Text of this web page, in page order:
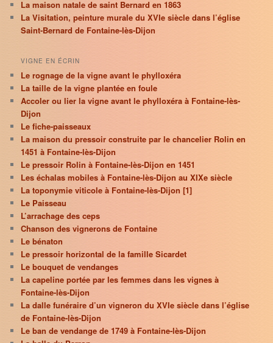
La maison natale de saint Bernard en 1863
La Visitation, peinture murale du XVIe siècle dans l’église
Saint-Bernard de Fontaine-lès-Dijon
VIGNE EN ÉCRIN
Le rognage de la vigne avant le phylloxéra
La taille de la vigne plantée en foule
Accoler ou lier la vigne avant le phylloxéra à Fontaine-lès-
Dijon
Le fiche-paisseaux
La maison du pressoir construite par le chancelier Rolin en
1451 à Fontaine-lès-Dijon
Le pressoir Rolin à Fontaine-lès-Dijon en 1451
Les échalas mobiles à Fontaine-lès-Dijon au XIXe siècle
La toponymie viticole à Fontaine-lès-Dijon [1]
Le Paisseau
L’arrachage des ceps
Chanson des vignerons de Fontaine
Le bénaton
Le pressoir horizontal de la famille Sicardet
Le bouquet de vendanges
La capeline portée par les femmes dans les vignes à
Fontaine-lès-Dijon
La dalle funéraire d’un vigneron du XVIe siècle dans l’église
de Fontaine-lès-Dijon
Le ban de vendange de 1749 à Fontaine-lès-Dijon